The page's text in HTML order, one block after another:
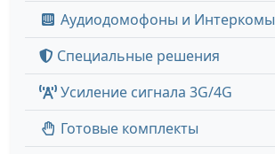
Аудиодомофоны и Интеркомы
Специальные решения
Усиление сигнала 3G/4G
Готовые комплекты